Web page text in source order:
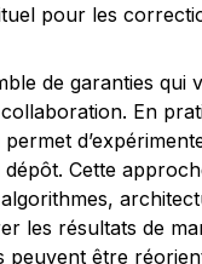
pour les
de garanties qui
En
Cette
les résultats de
peuvent être